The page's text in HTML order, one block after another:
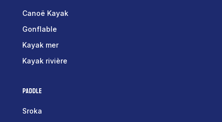
Canoë Kayak
Gonflable
Kayak mer
Kayak rivière
Paddle
Sroka